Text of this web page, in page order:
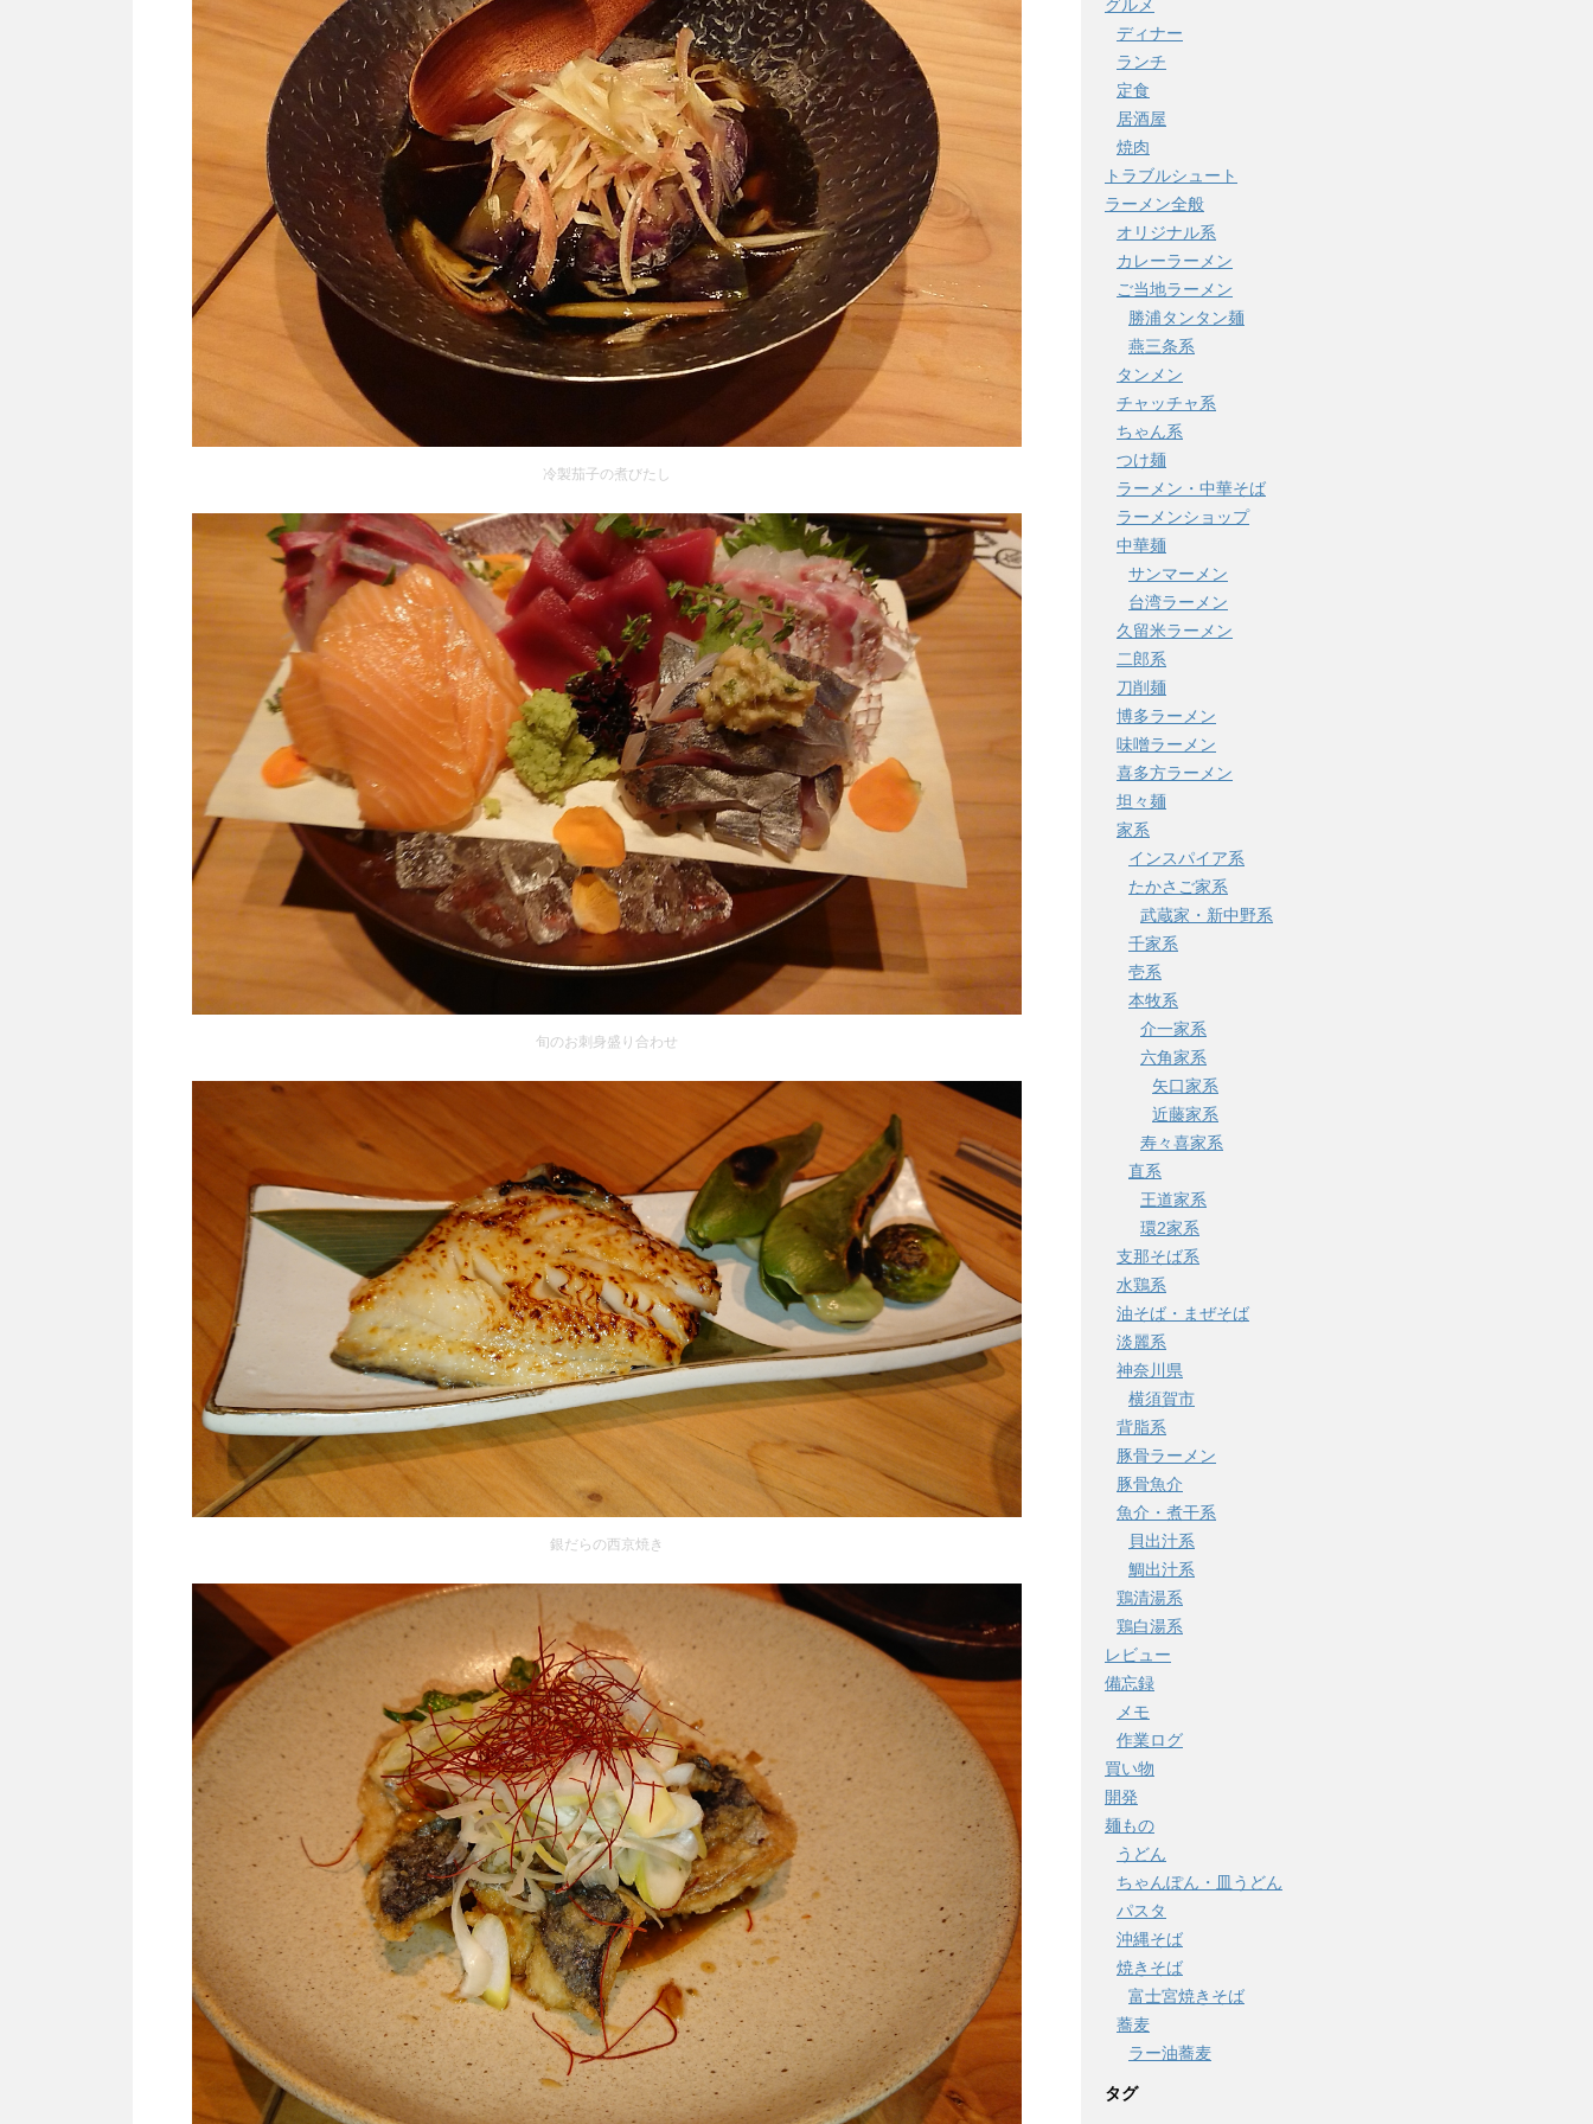
冷製茄子の煮びたし
旬のお刺身盛り合わせ
銀だらの西京焼き
グルメ
ディナー
ランチ
定食
居酒屋
焼肉
トラブルシュート
ラーメン全般
オリジナル系
カレーラーメン
ご当地ラーメン
勝浦タンタン麺
燕三条系
タンメン
チャッチャ系
ちゃん系
つけ麺
ラーメン・中華そば
ラーメンショップ
中華麺
サンマーメン
台湾ラーメン
久留米ラーメン
二郎系
刀削麺
博多ラーメン
味噌ラーメン
喜多方ラーメン
坦々麺
家系
インスパイア系
たかさご家系
武蔵家・新中野系
千家系
壱系
本牧系
介一家系
六角家系
矢口家系
近藤家系
寿々喜家系
直系
王道家系
環2家系
支那そば系
水鶏系
油そば・まぜそば
淡麗系
神奈川県
横須賀市
背脂系
豚骨ラーメン
豚骨魚介
魚介・煮干系
貝出汁系
鯛出汁系
鶏清湯系
鶏白湯系
レビュー
備忘録
メモ
作業ログ
買い物
開発
麺もの
うどん
ちゃんぽん・皿うどん
パスタ
沖縄そば
焼きそば
富士宮焼きそば
蕎麦
ラー油蕎麦
タグ